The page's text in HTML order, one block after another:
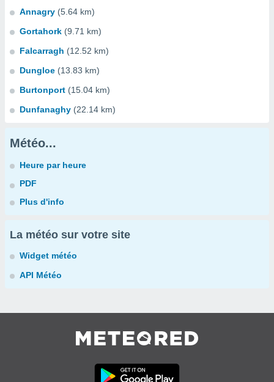
Annagry (5.64 km)
Gortahork (9.71 km)
Falcarragh (12.52 km)
Dungloe (13.83 km)
Burtonport (15.04 km)
Dunfanaghy (22.14 km)
Météo...
Heure par heure
PDF
Plus d'info
La météo sur votre site
Widget météo
API Météo